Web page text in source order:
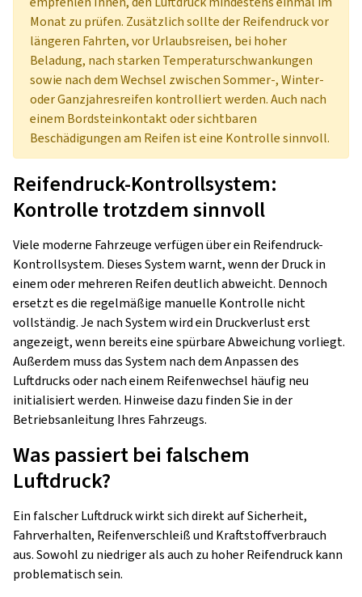
Monat zu prüfen. Zusätzlich sollte der Reifendruck vor
längeren Fahrten, vor Urlaubsreisen, bei hoher
Beladung, nach starken Temperaturschwankungen
sowie nach dem Wechsel zwischen Sommer-, Winter-
oder Ganzjahresreifen kontrolliert werden. Auch nach
einem Bordsteinkontakt oder sichtbaren
Beschädigungen am Reifen ist eine Kontrolle sinnvoll.
Reifendruck-Kontrollsystem:
Kontrolle trotzdem sinnvoll
Viele moderne Fahrzeuge verfügen über ein Reifendruck-
Kontrollsystem. Dieses System warnt, wenn der Druck in
einem oder mehreren Reifen deutlich abweicht. Dennoch
ersetzt es die regelmäßige manuelle Kontrolle nicht
vollständig. Je nach System wird ein Druckverlust erst
angezeigt, wenn bereits eine spürbare Abweichung vorliegt.
Außerdem muss das System nach dem Anpassen des
Luftdrucks oder nach einem Reifenwechsel häufig neu
initialisiert werden. Hinweise dazu finden Sie in der
Betriebsanleitung Ihres Fahrzeugs.
Was passiert bei falschem
Luftdruck?
Ein falscher Luftdruck wirkt sich direkt auf Sicherheit,
Fahrverhalten, Reifenverschleiß und Kraftstoffverbrauch
aus. Sowohl zu niedriger als auch zu hoher Reifendruck kann
problematisch sein.